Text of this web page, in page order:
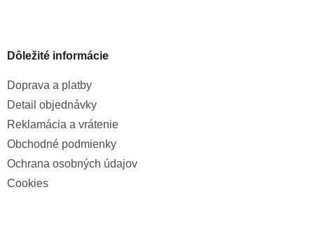
Dôležité informácie
Doprava a platby
Detail objednávky
Reklamácia a vrátenie
Obchodné podmienky
Ochrana osobných údajov
Cookies